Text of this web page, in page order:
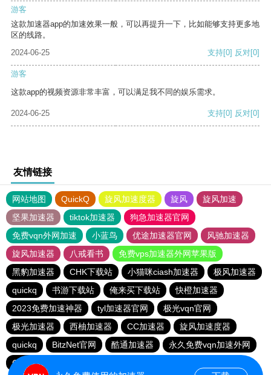
游客
这款加速器app的加速效果一般，可以再提升一下，比如能够支持更多地
区的线路。
2024-06-25
支持[0] 反对[0]
游客
这款app的视频资源非常丰富，可以满足我不同的娱乐需求。
2024-06-25 支持[0] 反对[0]
友情链接
网站地图 QuickQ 旋风加速度器 旋风
旋风加速
坚果加速器
tiktok加速器
狗急加速器官网
免费vqn外网加速
小蓝鸟 优途加速器官网
风驰加速器
旋风加速器
八戒看书
免费vps加速器外网苹果版
黑豹加速器
CHK下载站 小猫咪ciash加速器
极风加速器
quickq
书游下载站 俺来买下载站
快橙加速器
2023免费加速神器
tyl加速器官网
极光vqn官网
极光加速器
西柚加速器 CC加速器
旋风加速度器
quickq
BitzNet官网 酷通加速器
永久免费vqn加速外网
CHK下载站